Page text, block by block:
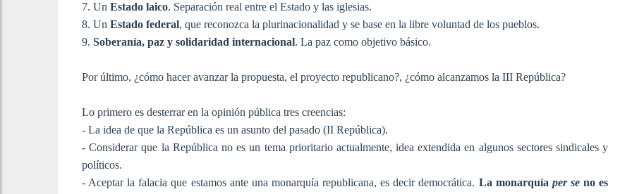
7. Un Estado laico. Separación real entre el Estado y las iglesias.
8. Un Estado federal, que reconozca la plurinacionalidad y se base en la libre voluntad de los pueblos.
9. Soberanía, paz y solidaridad internacional. La paz como objetivo básico.
Por último, ¿cómo hacer avanzar la propuesta, el proyecto republicano?, ¿cómo alcanzamos la III República?
Lo primero es desterrar en la opinión pública tres creencias:
- La idea de que la República es un asunto del pasado (II República).
- Considerar que la República no es un tema prioritario actualmente, idea extendida en algunos sectores sindicales y
políticos.
- Aceptar la falacia que estamos ante una monarquía republicana, es decir democrática. La monarquía per seno es